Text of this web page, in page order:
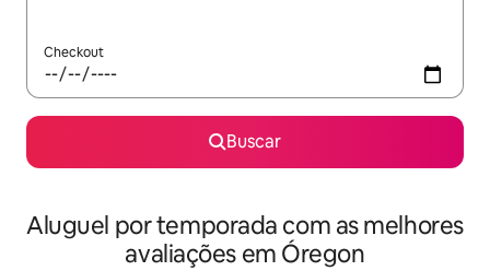
Checkout
Buscar
Aluguel por temporada com as melhores
avaliações em Óregon